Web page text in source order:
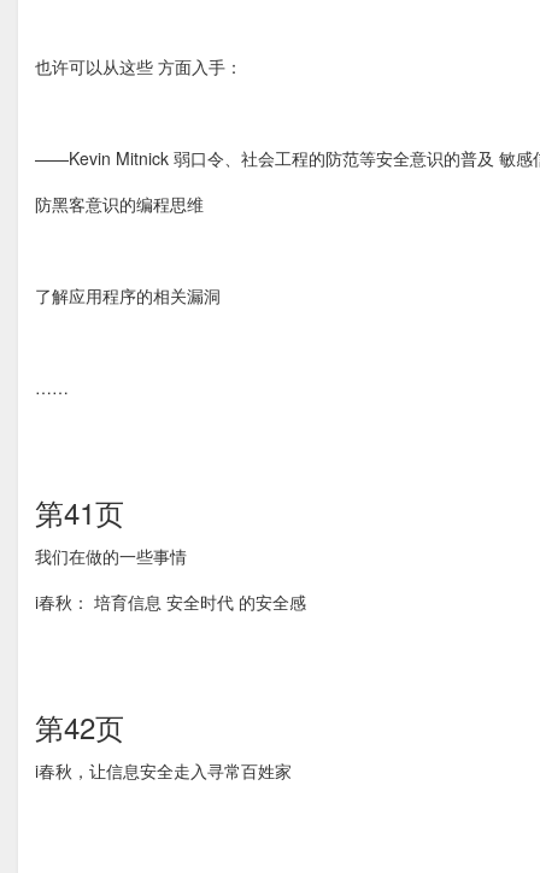
也许可以从这些 方面入手：
——Kevin Mitnick 弱口令、社会工程的防范等安全意识的普及 敏感
防黑客意识的编程思维
了解应用程序的相关漏洞
……
第41页
我们在做的一些事情
i春秋： 培育信息 安全时代 的安全感
第42页
i春秋，让信息安全走入寻常百姓家